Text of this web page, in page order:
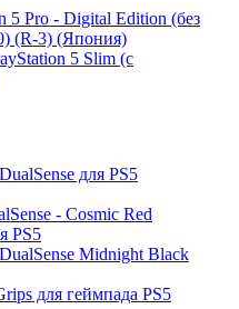
5 Pro - Digital Edition (без
(R-3) (Япония)
5 Slim (с
для PS5
- Cosmic Red
PS5
Midnight Black
для геймпада PS5